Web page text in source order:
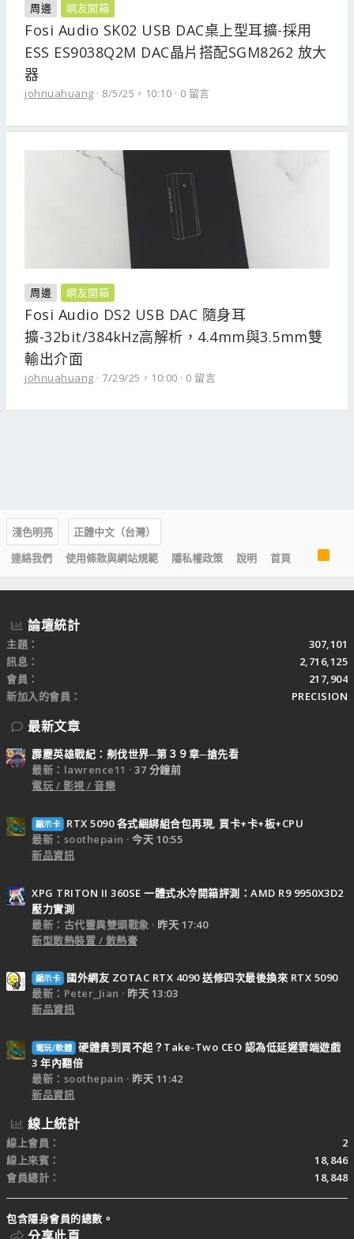
周邊 網友開箱
Fosi Audio SK02 USB DAC桌上型耳擴-採用
ESS ES9038Q2M DAC晶片搭配SGM8262 放大
器
johnuahuang 8/5/25，10:10 0 留言
周邊 網友開箱
Fosi Audio DS2 USB DAC 隨身耳
擴-32bit/384kHz高解析，4.4mm與3.5mm雙
輸出介面
johnuahuang 7/29/25，10:00 0 留言
淺色明亮
正體中文（台灣）
連絡我們
使用條款與網站規範 隱私權政策 說明 首頁
R
S
S
論壇統計
主題
307,101
訊息
2,716,125
會員
217,904
新加入的會員
PRECISION
最新文章
霹靂英雄戰紀：刜伐世界─第３９章─搶先看
最新：lawrence11
37 分鐘前
電玩 / 影視 / 音樂
顯示卡
RTX 5090 各式綑綁組合包再現, 買卡+卡+板+CPU
最新：soothepain
今天 10:55
新品資訊
XPG TRITON II 360SE 一體式水冷開箱評測：AMD R9 9950X3D2
壓力實測
最新：古代靈異雙頭戰象
昨天 17:40
新型散熱裝置 / 散熱膏
顯示卡
國外網友 ZOTAC RTX 4090 送修四次最後換來 RTX 5090
最新：Peter_Jian
昨天 13:03
新品資訊
電玩/軟體 硬體貴到買不起？Take-Two CEO 認為低延遲雲端遊戲
3 年內翻倍
最新：soothepain
昨天 11:42
新品資訊
線上統計
線上會員
2
線上來賓
18,846
會員總計
18,848
包含隱身會員的總數。